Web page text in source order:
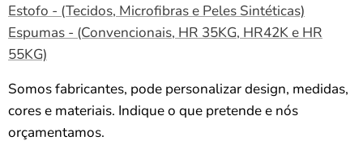
Estofo - (Tecidos, Microfibras e Peles Sintéticas)
Espumas - (Convencionais, HR 35KG, HR42K e HR
55KG)
Somos fabricantes, pode personalizar design, medidas,
cores e materiais. Indique o que pretende e nós
orçamentamos.